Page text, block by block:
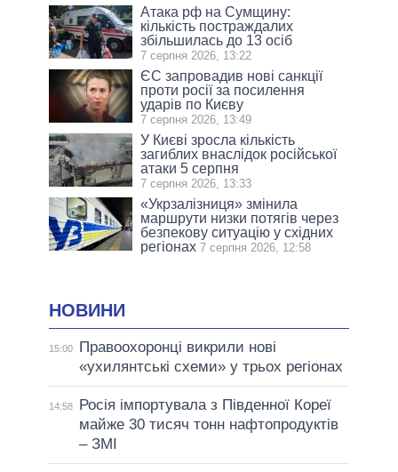
Атака рф на Сумщину:
кількість постраждалих
збільшилась до 13 осіб
7 серпня 2026, 13:22
ЄС запровадив нові санкції
проти росії за посилення
ударів по Києву
7 серпня 2026, 13:49
У Києві зросла кількість
загиблих внаслідок російської
атаки 5 серпня
7 серпня 2026, 13:33
«Укрзалізниця» змінила
маршрути низки потягів через
безпекову ситуацію у східних
регіонах 7 серпня 2026, 12:58
НОВИНИ
15:00
Правоохоронці викрили нові
«ухилянтські схеми» у трьох регіонах
14:58
Росія імпортувала з Південної Кореї
майже 30 тисяч тонн нафтопродуктів
– ЗМІ